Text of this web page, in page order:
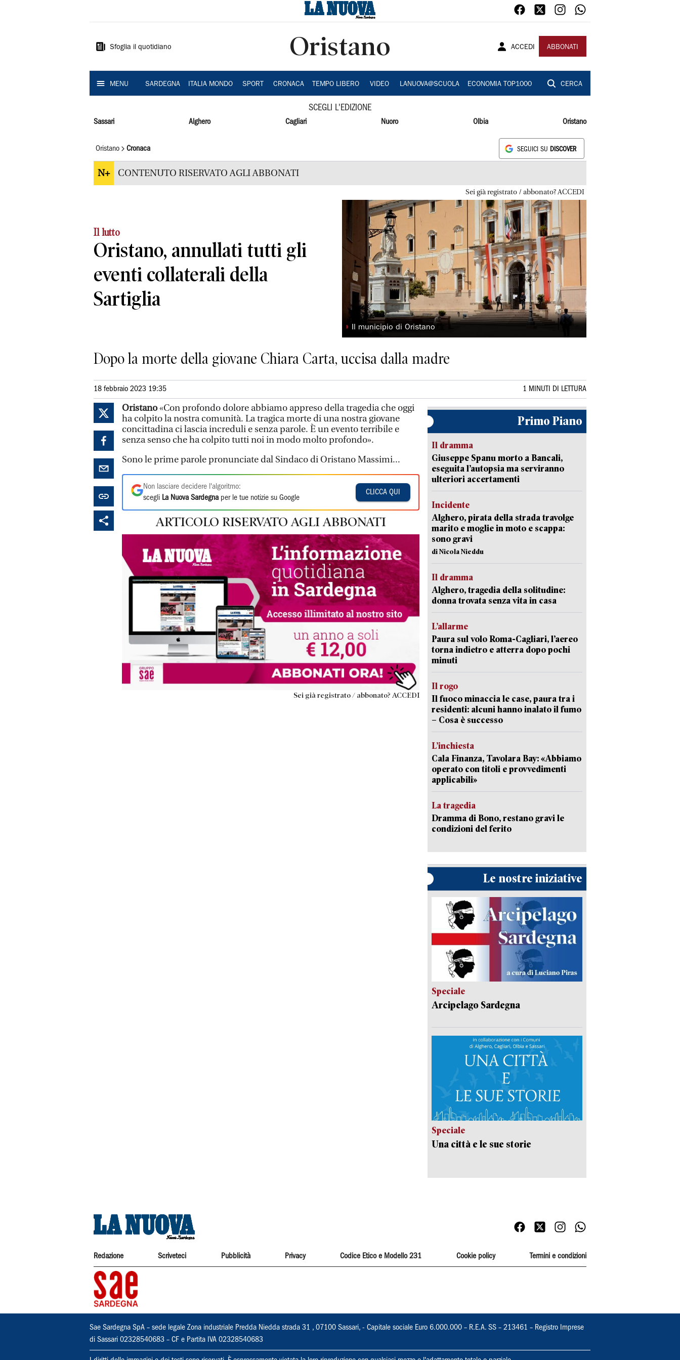
Sardegna
Sfoglia il quotidiano Oristano ACCEDI ABBONATI
MENU SARDEGNA ITALIA MONDO SPORT CRONACA TEMPO LIBERO VIDEO LANUOVA@SCUOLA ECONOMIA TOP1000 CERCA
SCEGLI L'EDIZIONE
Sassari Alghero Cagliari Nuoro Olbia Oristano
Oristano Cronaca SEGUICI SU DISCOVER
N+ CONTENUTO RISERVATO AGLI ABBONATI
Sei già registrato / abbonato? ACCEDI
Il lutto
Oristano, annullati tutti gli
eventi collaterali della
Sartiglia
◗ Il municipio di Oristano
Dopo la morte della giovane Chiara Carta, uccisa dalla madre
18 febbraio 2023 19:35 1 MINUTI DI LETTURA
Oristano«Con profondo dolore abbiamo appreso della tragedia che oggi
ha colpito la nostra comunità. La tragica morte di una nostra giovane
concittadina ci lascia increduli e senza parole. È un evento terribile e
senza senso che ha colpito tutti noi in modo molto profondo».
Sono le prime parole pronunciate dal Sindaco di Oristano Massimi...
Non lasciare decidere l'algoritmo:
scegli La Nuova Sardegna per le tue notizie su Google
CLICCA QUI
ARTICOLO RISERVATO AGLI ABBONATI
Sei già registrato / abbonato? ACCEDI
Primo Piano
Il dramma
Giuseppe Spanu morto a Bancali,
eseguita l’autopsia ma serviranno
ulteriori accertamenti
Incidente
Alghero, pirata della strada travolge
marito e moglie in moto e scappa:
sono gravi
di Nicola Nieddu
Il dramma
Alghero, tragedia della solitudine:
donna trovata senza vita in casa
L’allarme
Paura sul volo Roma-Cagliari, l’aereo
torna indietro e atterra dopo pochi
minuti
Il rogo
Il fuoco minaccia le case, paura tra i
residenti: alcuni hanno inalato il fumo
– Cosa è successo
L’inchiesta
Cala Finanza, Tavolara Bay: «Abbiamo
operato con titoli e provvedimenti
applicabili»
La tragedia
Dramma di Bono, restano gravi le
condizioni del ferito
Le nostre iniziative
Speciale
Arcipelago Sardegna
Speciale
Una città e le sue storie
Redazione Scriveteci Pubblicità Privacy Codice Etico e Modello 231 Cookie policy Termini e condizioni
Sae Sardegna SpA – sede legale Zona industriale Predda Niedda strada 31 , 07100 Sassari, - Capitale sociale Euro 6.000.000 – R.E.A. SS – 213461 – Registro Imprese
di Sassari 02328540683 – CF e Partita IVA 02328540683